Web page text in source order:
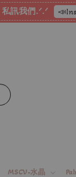
這邊按下
MSCV-水晶